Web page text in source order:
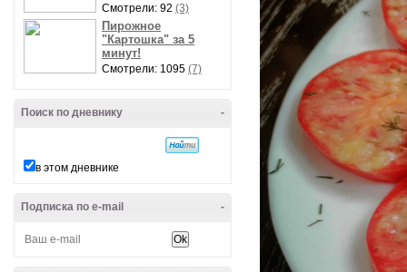
Смотрели: 92 (3)
Пирожное
"Картошка" за 5
минут!
Смотрели: 1095 (7)
-
Поиск по дневнику
в этом дневнике
-
Подписка по e-mail